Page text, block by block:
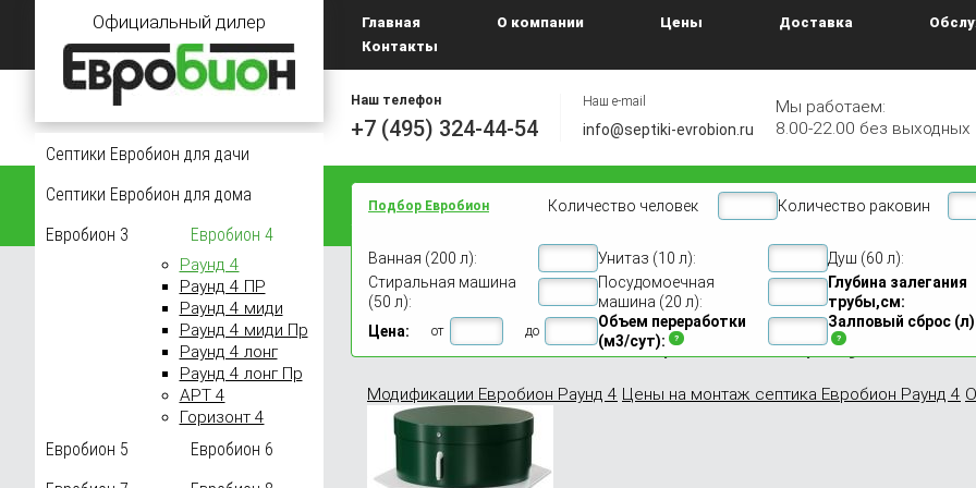
Главная О компании Цены Доставка
Контакты
Наш телефон
+7 (495) 324-44-54
Наш e-mail
info@septiki-evrobion.ru
Мы работаем:
8.00-22.00 без выходных
Подбор Евробион Количество человек Количество раковин
Ванная (200 л): Унитаз (10 л): Душ (60 л):
Стиральная машина
(50 л):
Посудомоечная
машина (20 л):
Глубина залегания
трубы,см:
Цена:
от до
Объем переработки
(м3/сут):
Залповый сброс
Официальный дилер
Септики Евробион для дачи
Септики Евробион для дома
Евробион 3
Евробион 4
Раунд 4
Раунд 4 ПР
Раунд 4 миди
Раунд 4 миди Пр
Раунд 4 лонг
Раунд 4 лонг Пр
АРТ 4
Горизонт 4
Евробион 5
Евробион 6
Главная Евробион 4 Евробион Раунд 4
Канализация Евробион раунд 4
Модификации Евробион Раунд 4 Цены на монтаж септика Евробион Раунд 4